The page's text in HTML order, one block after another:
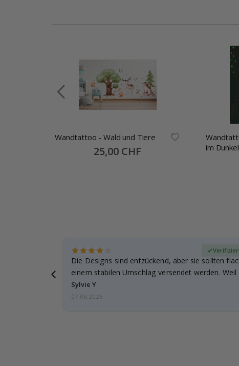
Wandtattoo - Wald und Tiere
Special
Price
25,00 CHF
im
Die Designs sind entzückend, aber sie sollten
einem stabilen Umschlag versendet werden.
Sylvie Y
07.08.2026